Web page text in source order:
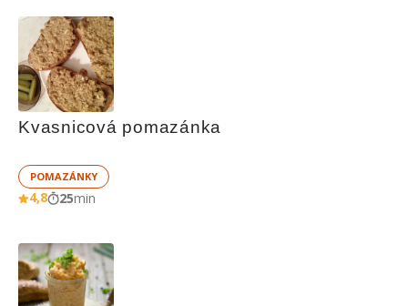
Kvasnicová pomazánka
POMAZÁNKY
4,8 25min